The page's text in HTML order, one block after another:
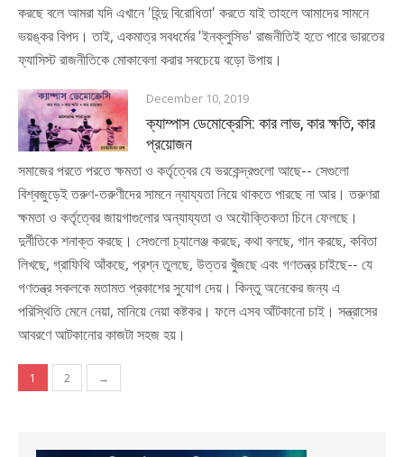
করছে বলে আমরা যদি এখানে 'হিন্দু বিরোধিতা' করতে যাই তাহলে আমাদের সামনে
ভয়ঙ্কর বিপদ। তাই, একমাত্র সবধর্মের 'ইনক্লুসিভ' রাজনীতিই হতে পারে ভারতের
ফ্যাসিস্ট রাজনীতিকে মোকাবেলা করার সবচেয়ে বড়ো উপায়।
December 10, 2019
ক্যাম্পাস ডেমোক্রেসি: কার লাভ, কার ক্ষতি, কার
প্রয়োজন
সমাজের পরতে পরতে ক্ষমতা ও কর্তৃত্বের যে ভরকেন্দ্রগুলো আছে-- সেগুলো
বিশ্বজুড়েই তরুণ-তরুণীদের সামনে ন্যায্যতা নিয়ে থাকতে পারছে না আর। তরুণরা
ক্ষমতা ও কর্তৃত্বের জায়গাগুলোর অন্যায্যতা ও অযৌক্তিকতা চিনে ফেলছে।
দুর্নীতিকে শনাক্ত করছে। সেগুলো চ্যালেঞ্জ করছে, কথা বলছে, গান করছে, কবিতা
লিখছে, গ্রাফিথি আঁকছে, প্রশ্ন তুলছে, উত্তর খুঁজছে এবং গণতন্ত্র চাইছে-- যে
গণতন্ত্র সকলকে মতামত প্রকাশের সুযোগ দেয়। কিন্তু অনেকের জন্য এ
পরিস্থিতি মেনে নেয়া, মানিয়ে নেয়া কষ্টকর। ফলে এসব আঁটকানো চাই। সন্ত্রাসের
আবরণে আটকানোর কাজটা সহজ হয়।
Posts navigation
1 2 →